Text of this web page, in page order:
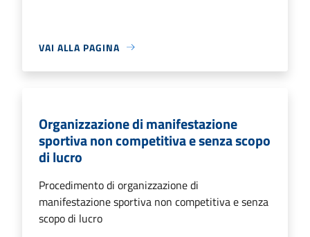
VAI ALLA PAGINA
Organizzazione di manifestazione
sportiva non competitiva e senza scopo
di lucro
Procedimento di organizzazione di
manifestazione sportiva non competitiva e senza
scopo di lucro